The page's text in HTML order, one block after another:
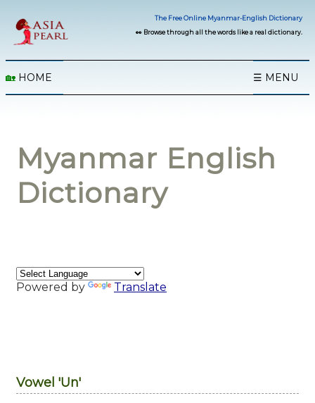
The Free Online Myanmar-English Dictionary
👀 Browse through all the words like a real dictionary.
🏡 HOME ☰ MENU
Myanmar English
Dictionary
Powered by Translate
Vowel 'Un'